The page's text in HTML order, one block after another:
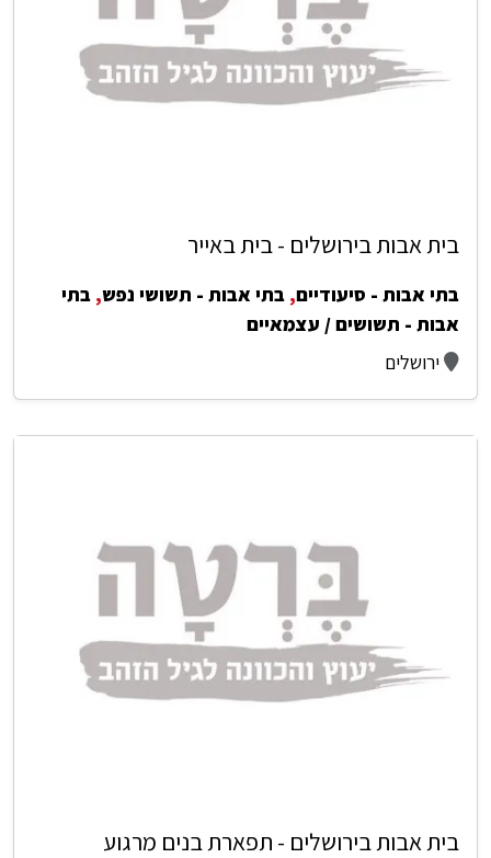
בית אבות בירושלים - בית באייר
בתי אבות - סיעודיים, בתי אבות - תשושי נפש, בתי
אבות - תשושים / עצמאיים
ירושלים
בית אבות בירושלים - תפארת בנים מרגוע